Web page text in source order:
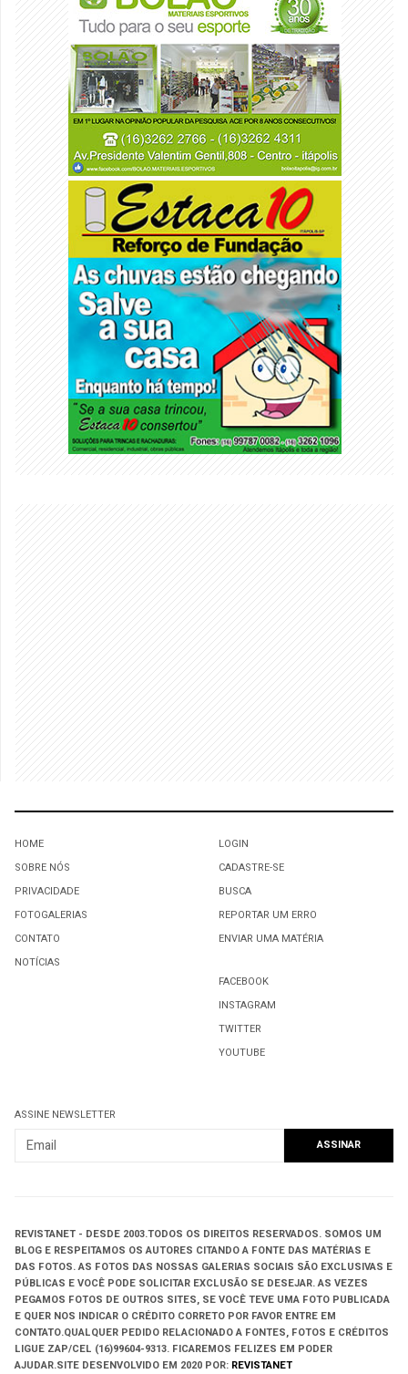
HOME
SOBRE NÓS
PRIVACIDADE
FOTOGALERIAS
CONTATO
NOTÍCIAS
LOGIN
CADASTRE-SE
BUSCA
REPORTAR UM ERRO
ENVIAR UMA MATÉRIA
FACEBOOK
INSTAGRAM
TWITTER
YOUTUBE
ASSINE NEWSLETTER
REVISTANET - DESDE 2003.TODOS OS DIREITOS RESERVADOS. SOMOS UM
BLOG E RESPEITAMOS OS AUTORES CITANDO A FONTE DAS MATÉRIAS E
DAS FOTOS. AS FOTOS DAS NOSSAS GALERIAS SOCIAIS SÃO EXCLUSIVAS E
PÚBLICAS E VOCÊ PODE SOLICITAR EXCLUSÃO SE DESEJAR. AS VEZES
PEGAMOS FOTOS DE OUTROS SITES, SE VOCÊ TEVE UMA FOTO PUBLICADA
E QUER NOS INDICAR O CRÉDITO CORRETO POR FAVOR ENTRE EM
CONTATO.QUALQUER PEDIDO RELACIONADO A FONTES, FOTOS E CRÉDITOS
LIGUE ZAP/CEL (16)99604-9313. FICAREMOS FELIZES EM PODER
AJUDAR.SITE DESENVOLVIDO EM 2020 POR: REVISTANET